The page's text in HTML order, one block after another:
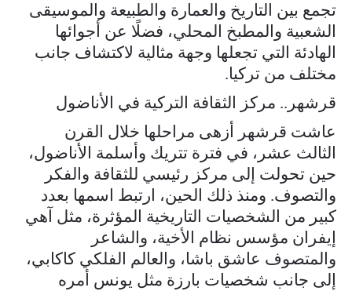
تجمع بين التاريخ والعمارة والطبيعة والموسيقى
الشعبية والمطبخ المحلي، فضلًا عن أجوائها
الهادئة التي تجعلها وجهة مثالية لاكتشاف جانب
مختلف من تركيا.
قرشهر.. مركز الثقافة التركية في الأناضول
عاشت قرشهر أزهى مراحلها خلال القرن
الثالث عشر، في فترة تتريك وأسلمة الأناضول،
حين تحولت إلى مركز رئيسي للثقافة والفكر
والتصوف. ومنذ ذلك الحين، ارتبط اسمها بعدد
كبير من الشخصيات التاريخية المؤثرة، مثل آهي
إيفران مؤسس نظام الأخية، والشاعر
والمتصوف عاشق باشا، والعالم الفلكي كاكابي،
إلى جانب شخصيات بارزة مثل يونس أمره